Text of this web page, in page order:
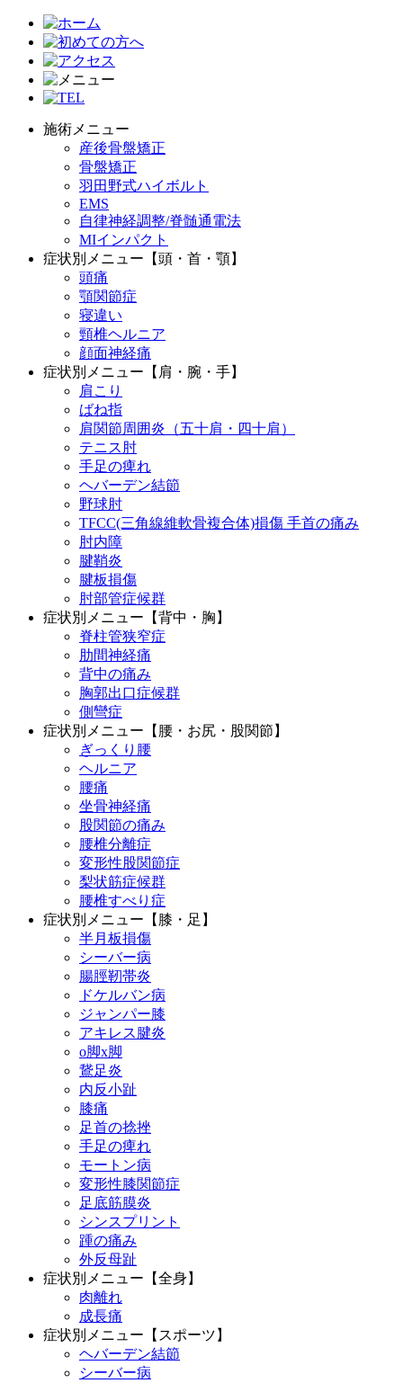
施術メニュー
産後骨盤矯正
骨盤矯正
羽田野式ハイボルト
EMS
自律神経調整/脊髄通電法
MIインパクト
症状別メニュー【頭・首・顎】
頭痛
顎関節症
寝違い
頸椎ヘルニア
顔面神経痛
症状別メニュー【肩・腕・手】
肩こり
ばね指
肩関節周囲炎（五十肩・四十肩）
テニス肘
手足の痺れ
ヘバーデン結節
野球肘
TFCC(三角線維軟骨複合体)損傷 手首の痛み
肘内障
腱鞘炎
腱板損傷
肘部管症候群
症状別メニュー【背中・胸】
脊柱管狭窄症
肋間神経痛
背中の痛み
胸郭出口症候群
側彎症
症状別メニュー【腰・お尻・股関節】
ぎっくり腰
ヘルニア
腰痛
坐骨神経痛
股関節の痛み
腰椎分離症
変形性股関節症
梨状筋症候群
腰椎すべり症
症状別メニュー【膝・足】
半月板損傷
シーバー病
腸脛靭帯炎
ドケルバン病
ジャンパー膝
アキレス腱炎
o脚x脚
鵞足炎
内反小趾
膝痛
足首の捻挫
手足の痺れ
モートン病
変形性膝関節症
足底筋膜炎
シンスプリント
踵の痛み
外反母趾
症状別メニュー【全身】
肉離れ
成長痛
症状別メニュー【スポーツ】
ヘバーデン結節
シーバー病